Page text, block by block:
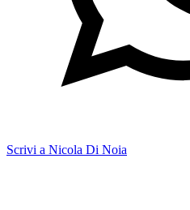
Scrivi a Nicola Di Noia